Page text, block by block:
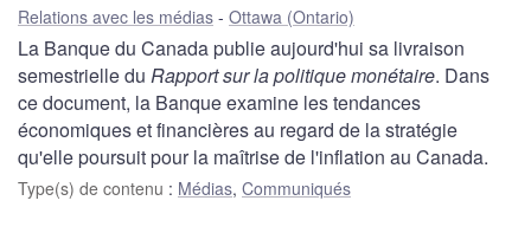
Relations avec les médias Ottawa (Ontario)
La Banque du Canada publie aujourd'hui sa livraison
semestrielle du Rapport sur la politique monétaire. Dans
ce document, la Banque examine les tendances
économiques et financières au regard de la stratégie
qu'elle poursuit pour la maîtrise de l'inflation au Canada.
Type(s) de contenu : Médias, Communiqués